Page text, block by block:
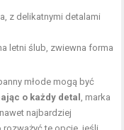
z delikatnymi detalami
letni ślub, zwiewna forma
młode mogą być
o każdy detal , marka
najbardziej